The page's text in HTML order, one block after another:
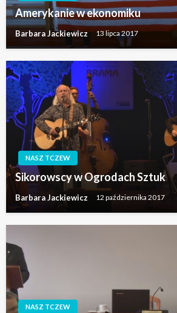
Amerykanie w ekonomiku
Barbara Jackiewicz 13 lipca 2017
NASZ TCZEW
Sikorowscy w Ogrodach Sztuk
Barbara Jackiewicz 12 października 2017
NASZ TCZEW